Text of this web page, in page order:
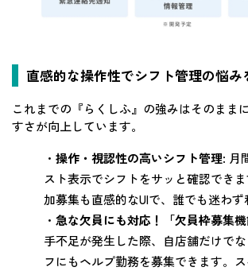
直感的な操作性でシフト管理の悩み
これまでの『らくしふ』の強みはそのまま
すさが向上しています。
・ 操作・視認性の高いシフト管理: 月
スト表示でシフトをサッと確認でき
加募集も直感的なUIで、誰でも迷わず
・ 急な欠員にも対応！「欠員枠募集機
手不足が発生した際、自店舗だけで
フにもヘルプ勤務を募集できます。